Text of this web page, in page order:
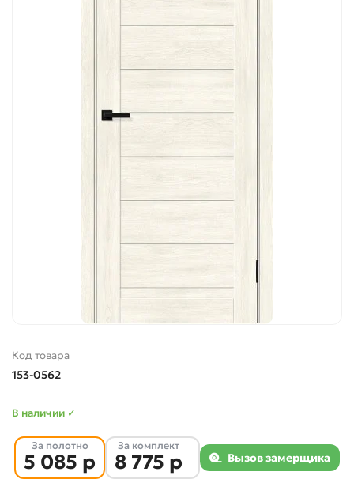
Код товара
153-0562
В наличии ✓
За полотно
5 085 р
За комплект
8 775 р Вызов замерщика